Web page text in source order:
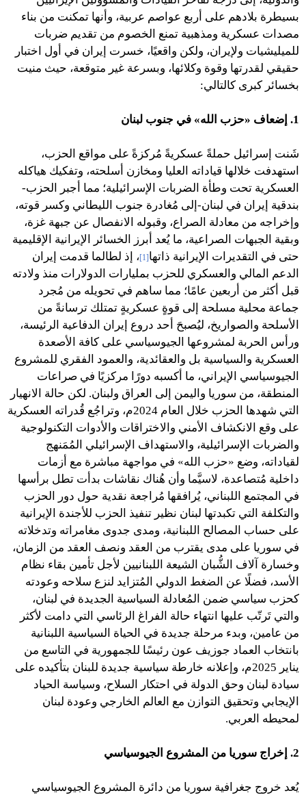
بسيطرة بلادهم على أربع عواصم عربية، وأنها تمكنت من بناء
مصدات عسكرية ومذهبية تمنع الخصوم من تقديم ضربات
للميليشيات ولإيران، ولكن واقعيًا، خسرت إيران في أول اختبار
حقيقي لقدرتها وقوة وكلائها، وبسرعة غير متوقعة، حيث منيت
بخسائر كبرى كالتالي:
1. إضعاف «حزب الله» في جنوب لبنان
شَنت إسرائيل حملةً عسكريةً مُركزةً على مواقع الحزب،
استهدفت خلالها قياداته العليا ومخازن أسلحته، وتفكيك هياكله
العسكرية تحت وطأة الضربات الإسرائيلية؛ مما أجبر الحزب-
بندقية إيران في لبنان-إلى مُغادرة جنوب الليطاني وكسر قوته،
وإخراجه من معادلة الصراع، وقبوله الانفصال عن جبهة غزة،
وبقية الجبهات الصراعية، ما يُعد أبرز الخسائر الإيرانية الإقليمية
حتى في التقديرات الإيرانية ذاتها [1]
، إذ لطالما قدمت إيران
الدعم المالي والعسكري للحزب بمليارات الدولارات منذ ولادته
قبل أكثر من أربعين عامًا؛ مما ساهم في تحويله من مُجرد
جماعة محلية مسلحة إلى قوةٍ عسكريةٍ تمتلك ترسانةً من
الأسلحة والصواريخ، ليُصبحَ أحد دروع إيران الدفاعية الرئيسة،
ورأس الحربة لمشروعها الجيوسياسي على كافة الأصعدة
العسكرية والسياسية بل والعقائدية، والعمود الفقري للمشروع
الجيوسياسي الإيراني، ما أكسبه دورًا مركزيًا في صراعات
المنطقة، من سوريا واليمن إلى العراق ولبنان. لكن حالة الانهيار
التي شهدها الحزب خلال العام 2024م، وتراجُع قُدراته العسكرية
على وقع الانكشاف الأمني والاختراقات والأدوات التكنولوجية
والضربات الإسرائيلية، والاستهداف الإسرائيلي المُمَنهج
لقياداته، وضع «حزب الله» في مواجهة مباشرة مع أزمات
داخلية مُتصاعدة، لاسيَّما وأن هُناك نقاشات بدأت تطل برأسها
في المجتمع اللبناني، يُرافقها مُراجعة نقدية حول دور الحزب
والتكلفة التي تكبدتها لبنان نظير تنفيذ الحزب للأجندة الإيرانية
على حساب المصالح اللبنانية، ومدى جدوى مغامراته وتدخلاته
في سوريا على مدى يقترب من العقد ونصف العقد من الزمان،
وخسارة آلاف الشُّبان الشيعة اللبنانيين لأجل تأمين بقاء نظام
الأسد، فضلًا عن الضغط الدولي المُتزايد لنزع سلاحه وعودته
كحزب سياسي ضمن المُعادلة السياسية الجديدة في لبنان،
والتي تَرتّب عليها انتهاء حالة الفراغ الرئاسي التي دامت لأكثر
من عامين، وبدء مرحلة جديدة في الحياة السياسية اللبنانية
بانتخاب العماد جوزيف عون رئيسًا للجمهورية في التاسع من
يناير 2025م، وإعلانه خارطة سياسية جديدة للبنان بتأكيده على
سيادة لبنان وحق الدولة في احتكار السلاح، وسياسة الحياد
الإيجابي وتحقيق التوازن مع العالم الخارجي وعودة لبنان
لمحيطه العربي.
2. إخراج سوريا من المشروع الجيوسياسي
يُعد خروج جغرافية سوريا من دائرة المشروع الجيوسياسي